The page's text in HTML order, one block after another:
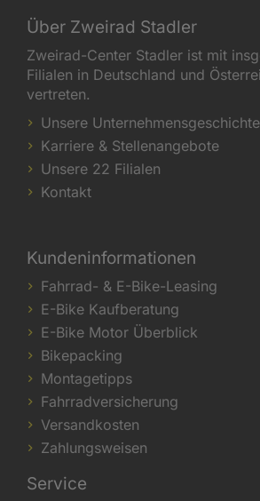
Über Zweirad Stadler
Zweirad-Center Stadler ist mit
Filialen in Deutschland und
vertreten.
Unsere Unternehmensgeschichte
Karriere & Stellenangebote
Unsere 22 Filialen
Kontakt
Kundeninformationen
Fahrrad- & E-Bike-Leasing
E-Bike Kaufberatung
E-Bike Motor Überblick
Bikepacking
Montagetipps
Fahrradversicherung
Versandkosten
Zahlungsweisen
Service